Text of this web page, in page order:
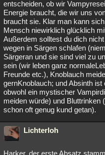
entscheiden, ob wir
Energie braucht, die wir uns
braucht sie. Klar man kann
Mensch niewirklich glücklich
Außerdem solltest du dich
wegen in Särgen schlafen
Särgeran und sie sind viel zu
sein (wir leben ganz
Freunde etc.), Knoblauch
gernKnoblauch; und Absinth
obwohl ein mystischer
meiden würde) und Bluttrinken
schon oft genug kund getan).
Lichterloh
Harker, der erste Absatz